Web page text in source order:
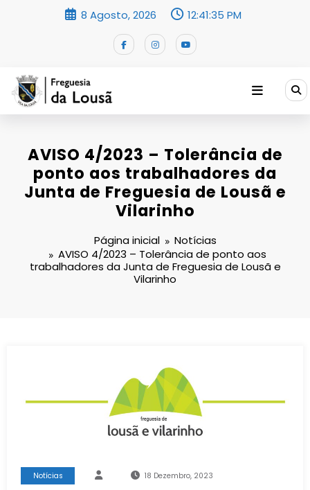
8 Agosto, 2026 12:41:35 PM
AVISO 4/2023 – Tolerância de
ponto aos trabalhadores da
Junta de Freguesia de Lousã e
Vilarinho
Página inicial
Notícias
AVISO 4/2023 – Tolerância de ponto aos
trabalhadores da Junta de Freguesia de Lousã e
Vilarinho
Notícias 18 Dezembro, 2023